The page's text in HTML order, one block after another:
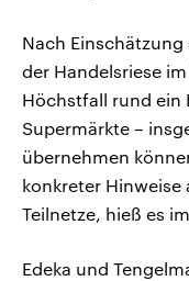
Nach
der Handelsriese
Höchstfall rund ein
Supermärkte –
übernehmen
konkreter
Teilnetze, hieß es
Edeka und